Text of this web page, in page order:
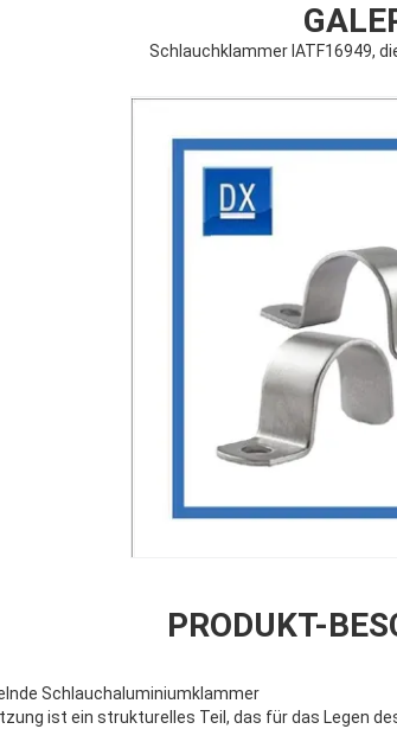
Schlauchklammer IATF16949,
PRODUKT-
Schlauchaluminiumklammer
ist ein strukturelles Teil, das für das Legen